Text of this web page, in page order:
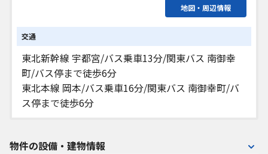
地図・周辺情報
交通
東北新幹線 宇都宮/バス乗車13分/関東バス 南御幸
町/バス停まで徒歩6分
東北本線 岡本/バス乗車16分/関東バス 南御幸町/バ
ス停まで徒歩6分
物件の設備・建物情報